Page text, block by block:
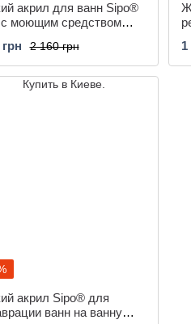
акрил для ванн Sipo®
моющим средством
2 160 грн 1
акрил Sipo® для
ванн на ванну